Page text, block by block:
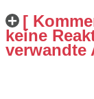
[
keine
verwandte